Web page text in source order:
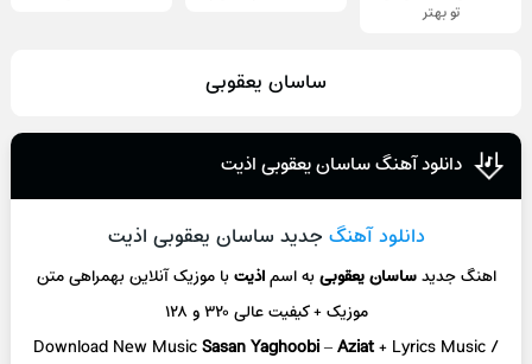
تو ‌بهتر
ساسان یعقوبی
دانلود آهنگ ساسان یعقوبی اذیت
دانلود آهنگ جدید ساسان یعقوبی اذیت
اهنگ جدیدساسان یعقوبیبه اسماذیتبا موزیک آنلاینبهمراهی متن
موزیک + کیفیت عالی ۳۲۰ و ۱۲۸
Download New MusicSasan Yaghoobi–Aziat+ Lyrics Music /